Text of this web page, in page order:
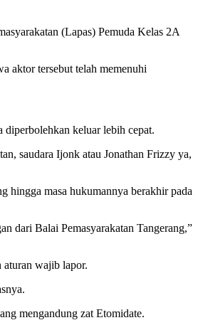
(Lapas) Pemuda Kelas 2A
aktor tersebut telah memenuhi
diperbolehkan keluar lebih cepat.
saudara Ijonk atau Jonathan Frizzy ya,
hingga masa hukumannya berakhir pada
dari Balai Pemasyarakatan Tangerang,”
aturan wajib lapor.
mengandung zat Etomidate.